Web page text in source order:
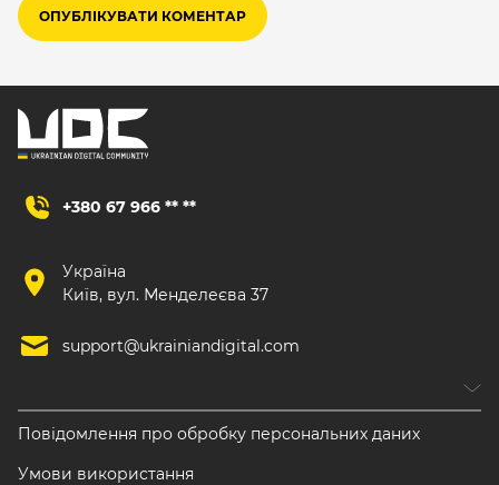
+380 67 966 ** **
Україна
Київ, вул. Менделеєва 37
support@ukrainiandigital.com
Повідомлення про обробку персональних даних
Умови використання